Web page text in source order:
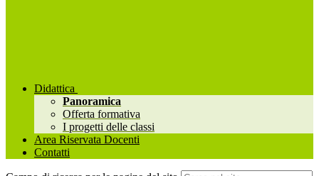
Didattica
Panoramica
Offerta formativa
I progetti delle classi
Area Riservata Docenti
Contatti